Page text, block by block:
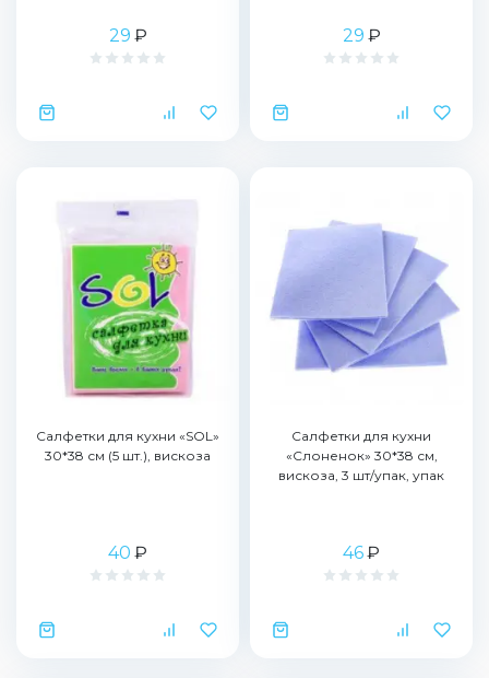
29 ₽ 29 ₽
Салфетки для кухни «SOL»
30*38 см (5 шт.), вискоза
40 ₽
Салфетки для кухни
«Слоненок» 30*38 см,
вискоза, 3 шт/упак, упак
46₽